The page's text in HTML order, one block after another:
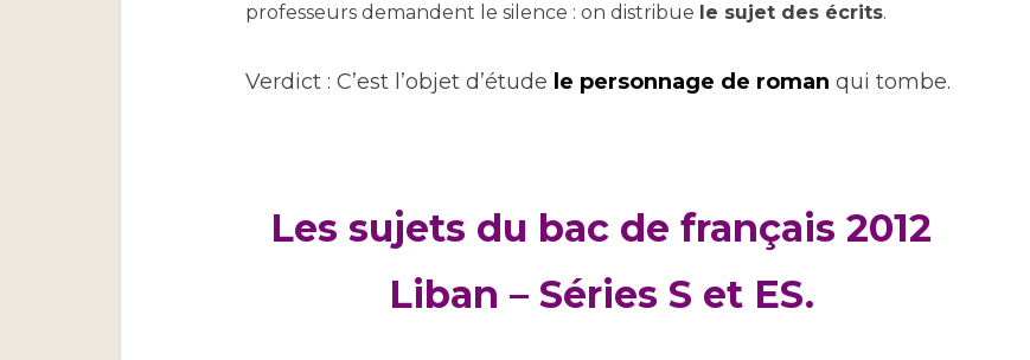
professeurs demandent le silence : on distribue le sujet des écrits.
Verdict : C’est l’objet d’étude le personnage de roman qui tombe.
Les sujets du bac de français 2012
Liban – Séries S et ES.